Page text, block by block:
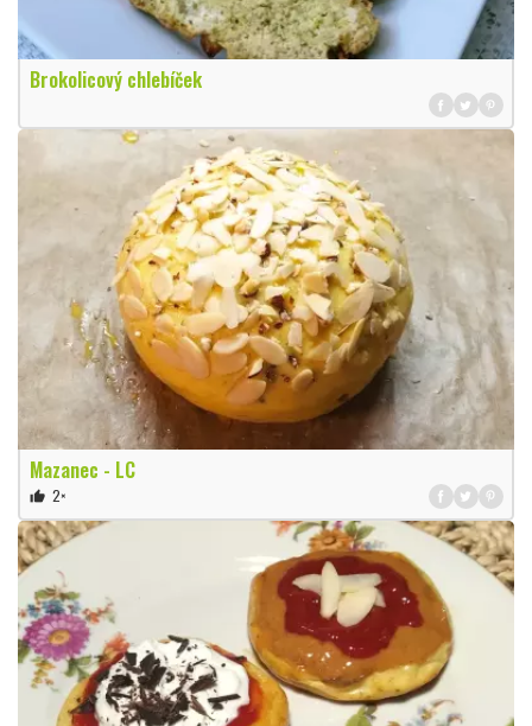
Brokolicový chlebíček
Mazanec - LC
thumb_up 2×